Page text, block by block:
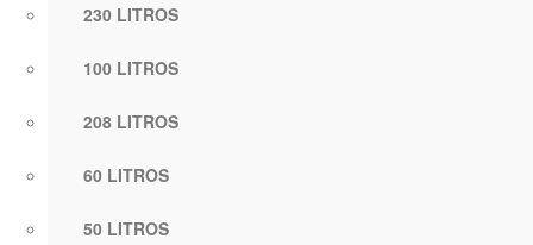
230 LITROS
100 LITROS
208 LITROS
60 LITROS
50 LITROS